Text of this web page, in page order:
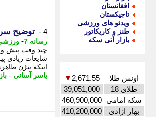
افغانستان
تاجیکستان
ویدئو های ورزشی
طنز و کاریکاتور
بازار آتی سکه
اونس طلا 2,671.55
▼
طلای 18
39,051,000
سکه امامی 460,900,000
بهار ازادی
410,200,000
4 - توضیح
رسانه 7 -
چند وقت پیش و
شایعات زیادی
اینکه بیژن
یاسر آسانی -